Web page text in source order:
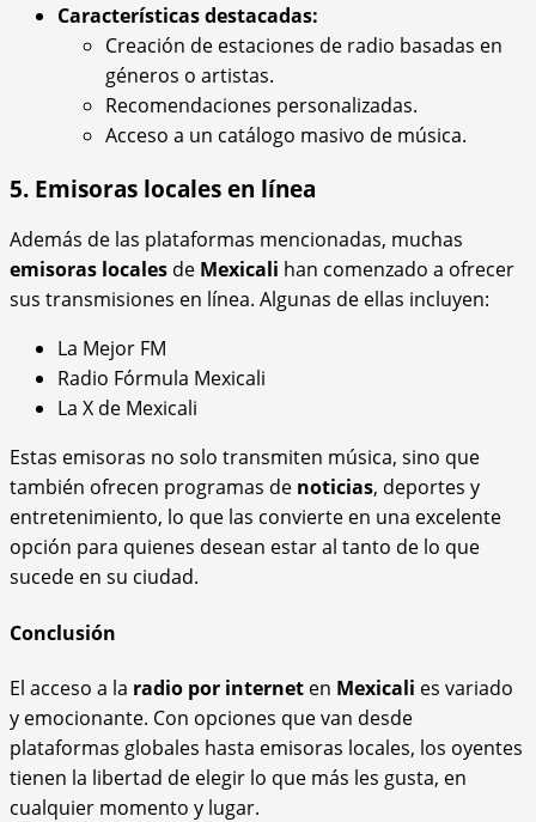
Características destacadas:
Creación de estaciones de radio basadas en
géneros o artistas.
Recomendaciones personalizadas.
Acceso a un catálogo masivo de música.
5. Emisoras locales en línea
Además de las plataformas mencionadas, muchas
emisoras locales de Mexicali han comenzado a ofrecer
sus transmisiones en línea. Algunas de ellas incluyen:
La Mejor FM
Radio Fórmula Mexicali
La X de Mexicali
Estas emisoras no solo transmiten música, sino que
también ofrecen programas de noticias, deportes y
entretenimiento, lo que las convierte en una excelente
opción para quienes desean estar al tanto de lo que
sucede en su ciudad.
Conclusión
El acceso a la radio por internet en Mexicali es variado
y emocionante. Con opciones que van desde
plataformas globales hasta emisoras locales, los oyentes
tienen la libertad de elegir lo que más les gusta, en
cualquier momento y lugar.